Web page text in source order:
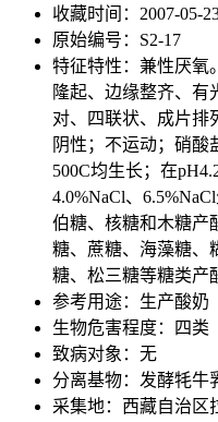
收藏时间：2007-05-
原始编号：S2-17
特征特性：兼性厌氧
隆起、边缘整齐、有
对、四联状、成片排
阴性；不运动；硝酸
500C均生长；在
4.0%NaCl、
伯糖、核糖和木糖产
糖、蔗糖、海藻糖、
糖、松三糖等糖类产
参考用途：生产酸奶
生物危害程度：四类
致病对象：无
分离基物：发酵牦牛
采集地：西藏自治区